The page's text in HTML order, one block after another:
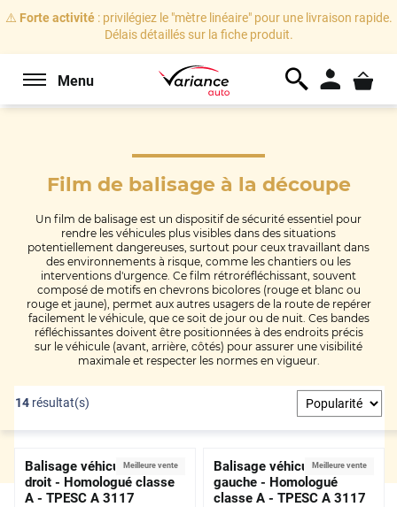
⚠️ Forte activité: privilégiez le "mètre linéaire" pour une livraison rapide.
Délais détaillés sur la fiche produit.
Menu
Film de balisage à la découpe
Un film de balisage est un dispositif de sécurité essentiel pour
rendre les véhicules plus visibles dans des situations
potentiellement dangereuses, surtout pour ceux travaillant dans
des environnements à risque, comme les chantiers ou les
interventions d'urgence. Ce film rétroréfléchissant, souvent
composé de motifs en chevrons bicolores (rouge et blanc ou
rouge et jaune), permet aux autres usagers de la route de repérer
facilement le véhicule, que ce soit de jour ou de nuit. Ces bandes
réfléchissantes doivent être positionnées à des endroits précis
sur le véhicule (avant, arrière, côtés) pour assurer une visibilité
maximale et respecter les normes en vigueur.
14 résultat(s)
Meilleure vente
Balisage véhicule côté
droit - Homologué classe
A - TPESC A 3117
Meilleure vente
Balisage véhicule côté
gauche - Homologué
classe A - TPESC A 3117